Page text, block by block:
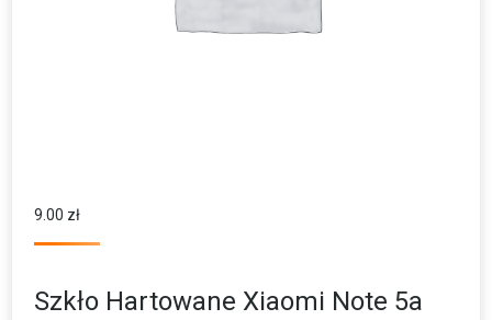
9.00 zł
Szkło Hartowane Xiaomi Note 5a